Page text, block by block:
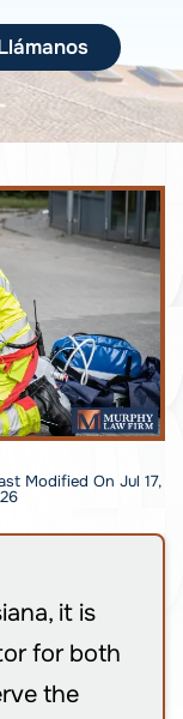
Modified On Jul 17,
it is
for both
the